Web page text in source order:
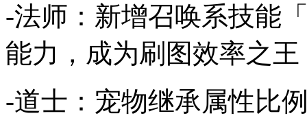
-法师：新增召唤系技能
能力，成为刷图效率之王
-道士：宠物继承属性比